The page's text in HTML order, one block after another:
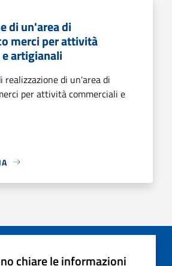
di un'area di
merci per attività
artigianali
realizzazione di un'area di
per attività commerciali e
chiare le informazioni